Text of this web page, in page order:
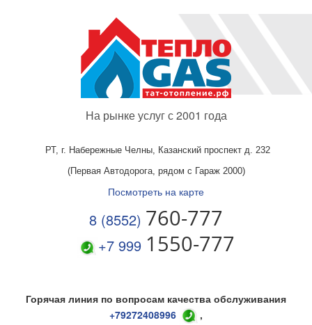
На рынке услуг с 2001 года
РТ, г. Набережные Челны, Казанский проспект д. 232
(Первая Автодорога, рядом с Гараж 2000)
Посмотреть на карте
8 (8552) 760-777
+7 999 1550-777
Горячая линия по вопросам качества обслуживания
+79272408996
,